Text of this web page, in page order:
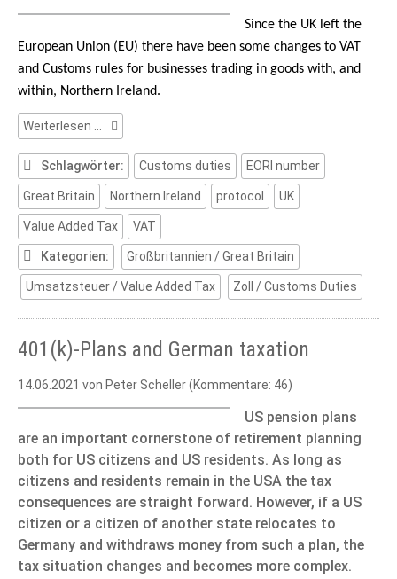
Since the UK left the
European Union (EU) there have been some changes to VAT
and Customs rules for businesses trading in goods with, and
within, Northern Ireland.
Weiterlesen … Brexit
changes:
Understanding
the
Northern
Ireland
Protocol
Schlagwörter: Customs duties EORI number
Great Britain Northern Ireland protocol UK
Value Added Tax VAT
Kategorien: Großbritannien / Great Britain
Umsatzsteuer / Value Added Tax Zoll / Customs Duties
401(k)-Plans and German taxation
14.06.2021 von Peter Scheller (Kommentare: 46)
US pension plans
are an important cornerstone of retirement planning
both for US citizens and US residents. As long as
citizens and residents remain in the USA the tax
consequences are straight forward. However, if a US
citizen or a citizen of another state relocates to
Germany and withdraws money from such a plan, the
tax situation changes and becomes more complex.